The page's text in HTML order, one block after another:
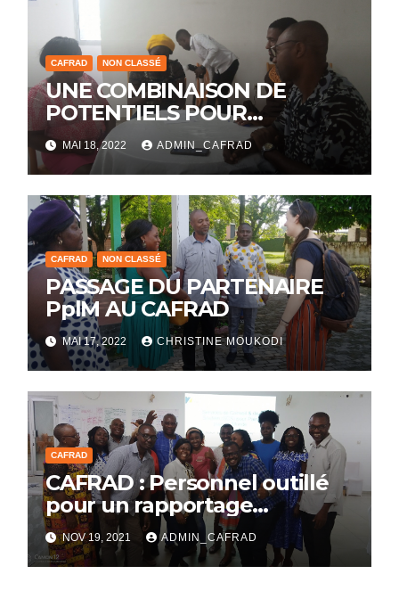
CAFRAD NON CLASSÉ
UNE COMBINAISON DE
POTENTIELS POUR
L’EMERGENCE DU CAFRAD
MAI 18, 2022 ADMIN_CAFRAD
CAFRAD NON CLASSÉ
PASSAGE DU PARTENAIRE
PplM AU CAFRAD
MAI 17, 2022 CHRISTINE MOUKODI
CAFRAD
CAFRAD : Personnel outillé
pour un rapportage
pertinent
NOV 19, 2021 ADMIN_CAFRAD